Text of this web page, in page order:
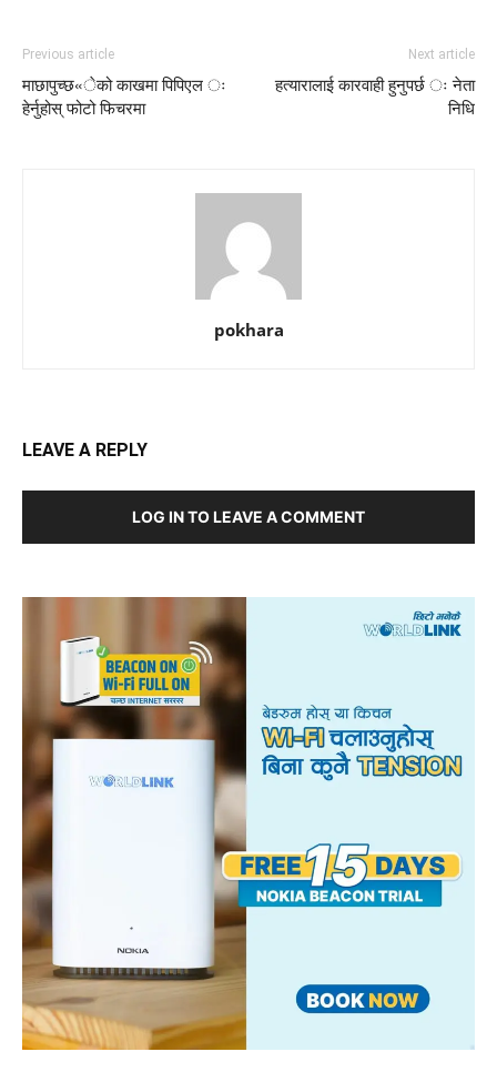
Previous article
माछापुच्छ«ेको काखमा पिपिएल ः
हेर्नुहोस् फोटो फिचरमा
Next article
हत्यारालाई कारवाही हुनुपर्छ ः नेता
निधि
pokhara
LEAVE A REPLY
LOG IN TO LEAVE A COMMENT